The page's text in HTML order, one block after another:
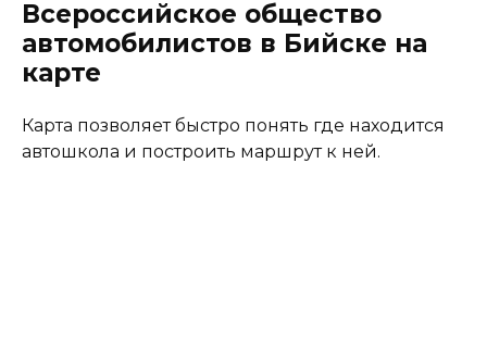
Всероссийское общество
автомобилистов в Бийске на
карте
Карта позволяет быстро понять где находится
автошкола и построить маршрут к ней.